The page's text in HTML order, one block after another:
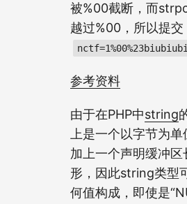
被%00截断，而
越过%00，所以提交
参考资料
由于在PHP中string
上是一个以字节为单
加上一个声明缓冲区
形，因此string类型
何值构成，即使是